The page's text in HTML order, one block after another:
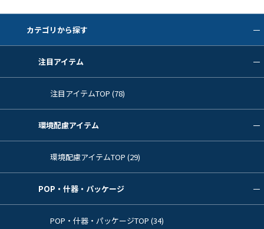
カテゴリから探す
注目アイテム
注目アイテムTOP (78)
環境配慮アイテム
環境配慮アイテムTOP (29)
POP・什器・パッケージ
POP・什器・パッケージTOP (34)